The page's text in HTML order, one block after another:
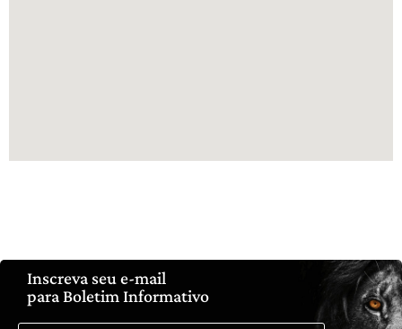
Inscreva seu e-mail
para Boletim Informativo